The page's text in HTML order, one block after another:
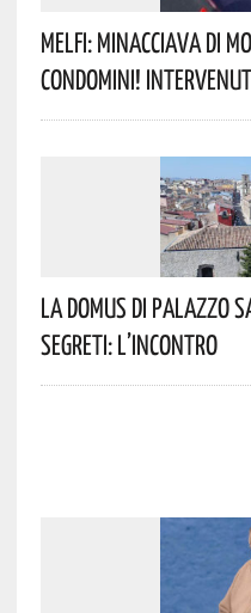
Melfi: Minacciava Di
Condomini!
La Domus Di Palazzo
Segreti: L’incontro